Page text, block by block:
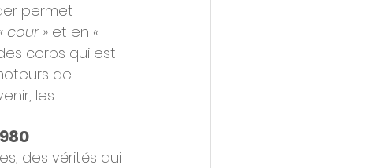
permet
cour » et en «
corps qui est
de
les
des vérités qui